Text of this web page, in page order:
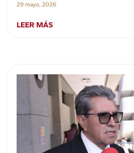
29 mayo, 2026
LEER MÁS